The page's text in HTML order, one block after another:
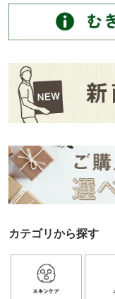
カテゴリから探す